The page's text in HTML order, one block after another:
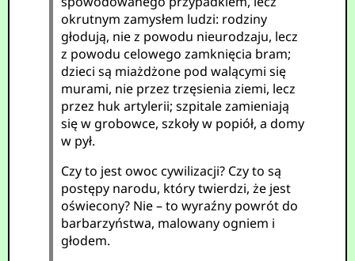
okrutnym zamysłem ludzi: rodziny
głodują, nie z powodu nieurodzaju, lecz
z powodu celowego zamknięcia bram;
dzieci są miażdżone pod walącymi się
murami, nie przez trzęsienia ziemi, lecz
przez huk artylerii; szpitale zamieniają
się w grobowce, szkoły w popiół, a domy
w pył.
Czy to jest owoc cywilizacji? Czy to są
postępy narodu, który twierdzi, że jest
oświecony? Nie – to wyraźny powrót do
barbarzyństwa, malowany ogniem i
głodem.